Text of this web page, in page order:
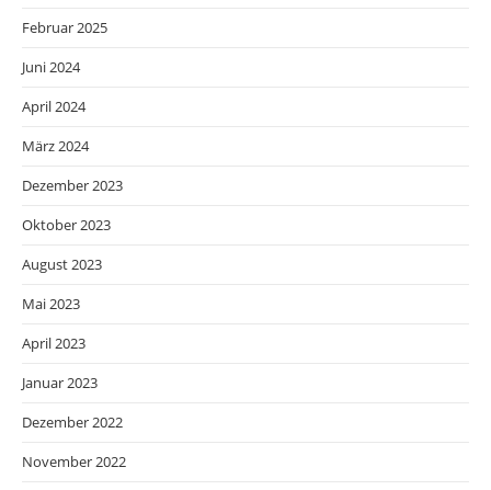
Februar 2025
Juni 2024
April 2024
März 2024
Dezember 2023
Oktober 2023
August 2023
Mai 2023
April 2023
Januar 2023
Dezember 2022
November 2022